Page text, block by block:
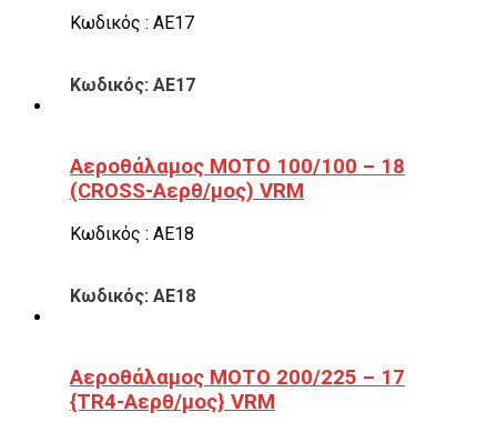
Κωδικός : ΑΕ17
Κωδικός: ΑΕ17
Αεροθάλαμος ΜΟΤΟ 100/100 – 18
(CROSS-Αερθ/μος) VRM
Κωδικός : ΑΕ18
Κωδικός: ΑΕ18
Αεροθάλαμος ΜΟΤΟ 200/225 – 17
{TR4-Αερθ/μος} VRM